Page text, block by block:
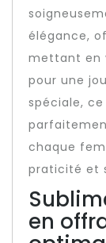
élégance,
mettant en
pour une
spéciale,
chaque
praticité et
en